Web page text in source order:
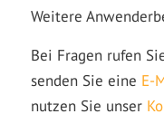
Weitere
Bei Fragen rufen
senden Sie eine E-
nutzen Sie unser